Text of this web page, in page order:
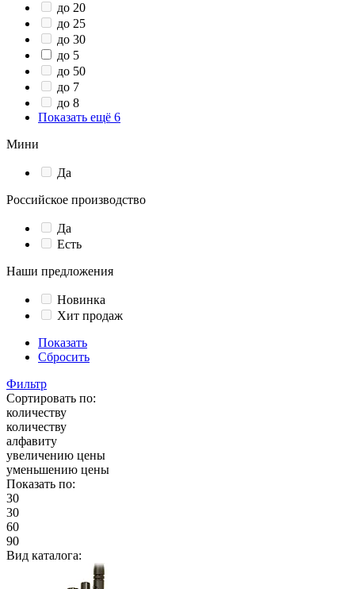
до 20
до 25
до 30
до 5
до 50
до 7
до 8
Показать ещё 6
Мини
Да
Российское производство
Да
Есть
Наши предложения
Новинка
Хит продаж
Показать
Сбросить
Фильтр
Сортировать по:
количеству
количеству
алфавиту
увеличению цены
уменьшению цены
Показать по:
30
30
60
90
Вид каталога: